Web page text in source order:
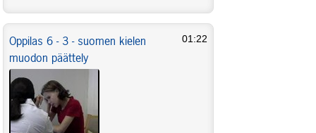
Oppilas 6 - 3 - suomen kielen
muodon päättely
01:22